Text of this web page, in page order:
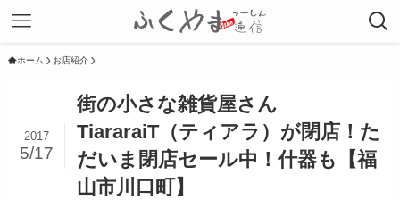
ホーム お店紹介
街の小さな雑貨屋さん
TiararaiT（ティアラ）が閉店！た
だいま閉店セール中！什器も【福
山市川口町】
2017
5/17